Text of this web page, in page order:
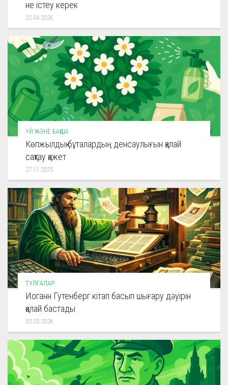
не істеу керек
22.04.2026
ҮЙ ЖӘНЕ БАҚША
Көпжылдық бұталардың денсаулығын қалай
сақтау қажет
27.11.2025
ТҰЛҒАЛАР
Иоганн Гутенберг кітап басып шығару дәуірін
қалай бастады
02.03.2026